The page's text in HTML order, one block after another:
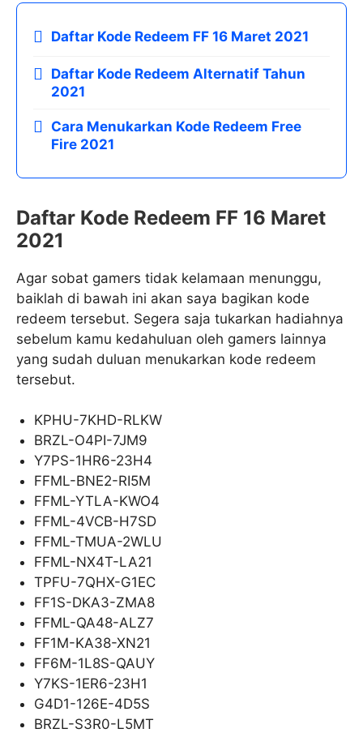
Daftar Kode Redeem FF 16 Maret 2021
Daftar Kode Redeem Alternatif Tahun
2021
Cara Menukarkan Kode Redeem Free
Fire 2021
Daftar Kode Redeem FF 16 Maret
2021
Agar sobat gamers tidak kelamaan menunggu,
baiklah di bawah ini akan saya bagikan kode
redeem tersebut. Segera saja tukarkan hadiahnya
sebelum kamu kedahuluan oleh gamers lainnya
yang sudah duluan menukarkan kode redeem
tersebut.
KPHU-7KHD-RLKW
BRZL-O4PI-7JM9
Y7PS-1HR6-23H4
FFML-BNE2-RI5M
FFML-YTLA-KWO4
FFML-4VCB-H7SD
FFML-TMUA-2WLU
FFML-NX4T-LA21
TPFU-7QHX-G1EC
FF1S-DKA3-ZMA8
FFML-QA48-ALZ7
FF1M-KA38-XN21
FF6M-1L8S-QAUY
Y7KS-1ER6-23H1
G4D1-126E-4D5S
BRZL-S3R0-L5MT